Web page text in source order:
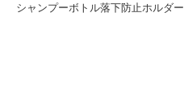
シャンプーボトル落下防止ホルダー